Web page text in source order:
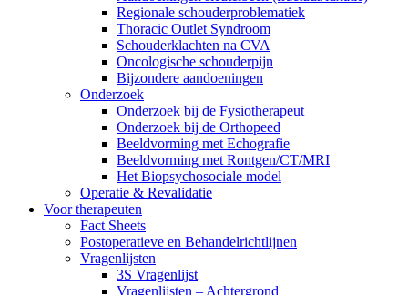
Regionale schouderproblematiek
Thoracic Outlet Syndroom
Schouderklachten na CVA
Oncologische schouderpijn
Bijzondere aandoeningen
Onderzoek
Onderzoek bij de Fysiotherapeut
Onderzoek bij de Orthopeed
Beeldvorming met Echografie
Beeldvorming met Rontgen/CT/MRI
Het Biopsychosociale model
Operatie & Revalidatie
Voor therapeuten
Fact Sheets
Postoperatieve en Behandelrichtlijnen
Vragenlijsten
3S Vragenlijst
Vragenlijsten – Achtergrond